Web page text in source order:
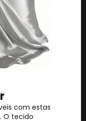
com estas
O tecido